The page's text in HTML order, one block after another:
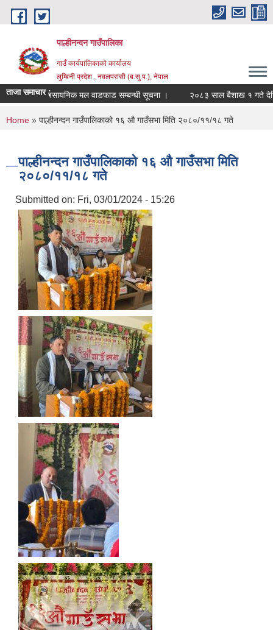
Skip to main content
पाल्हीनन्दन गाउँपालिका
गाउँ कार्यपालिकाको कार्यालय
लुम्बिनी प्रदेश , नवलपरासी (ब.सु.प.), नेपाल
ताजा समाचार :रसायनिक मल वाडफाड सम्बन्धी सूचना । २०८३ साल बैशाख १ गते देखि
You are here
Home » पाल्हीनन्दन गाउँपालिकाको १६ औ गाउँसभा मिति २०८०/११/१८ गते
पाल्हीनन्दन गाउँपालिकाको १६ औ गाउँसभा मिति
२०८०/११/१८ गते
Submitted on: Fri, 03/01/2024 - 15:26